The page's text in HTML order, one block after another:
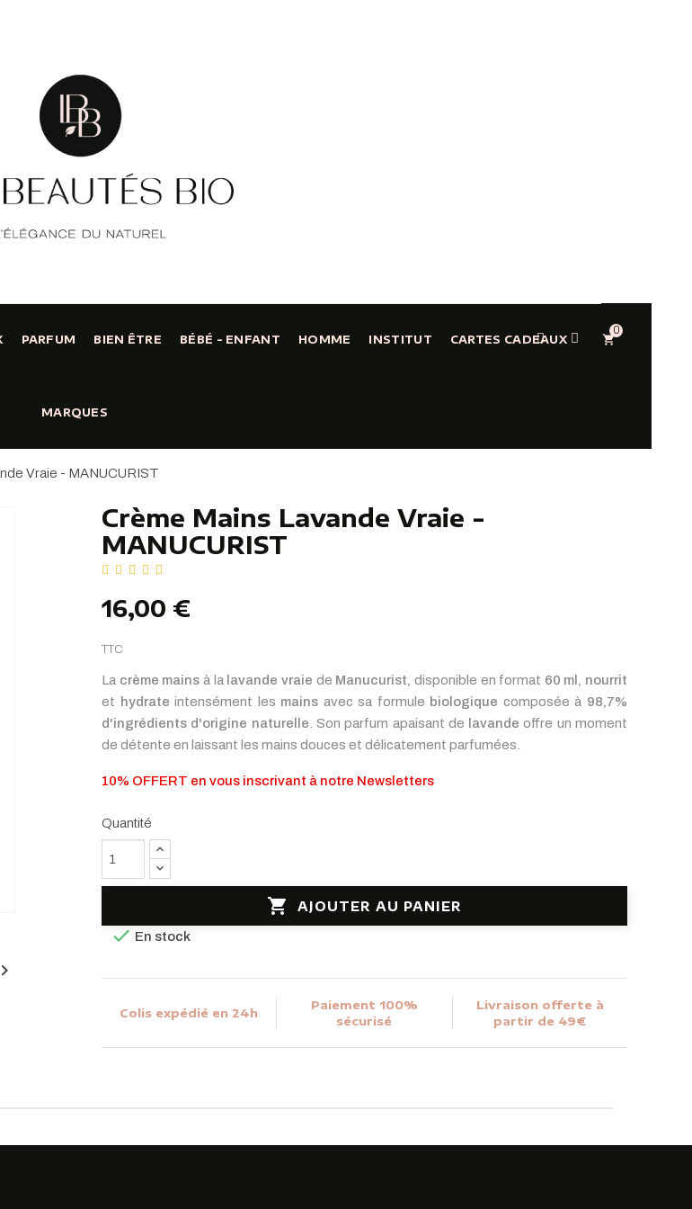
PARFUM BIEN ÊTRE BÉBÉ - ENFANT HOMME INSTITUT CARTES CADEAUX
MARQUES
shopping_cart
0
Vraie - MANUCURIST

Crème Mains Lavande Vraie -
MANUCURIST
16,00 €
TTC
La crème mains à la lavande vraie de Manucurist, disponible en format 60 ml, nourrit
et hydrate intensément les mains avec sa formule biologique composée à 98,7%
d'ingrédients d'origine naturelle . Son parfum apaisant de lavande offre un moment
de détente en laissant les mains douces et délicatement parfumées.
10% OFFERT en vous inscrivant à notre Newsletters
Quantité
 AJOUTER AU PANIER
 En stock
Colis expédié en 24h
Paiement 100%
sécurisé
Livraison offerte à
partir de 49€